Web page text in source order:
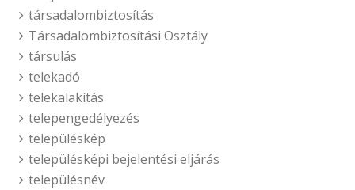
társadalombiztosítás
Társadalombiztosítási Osztály
társulás
telekadó
telekalakítás
telepengedélyezés
településkép
településképi bejelentési eljárás
településnév